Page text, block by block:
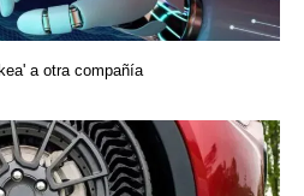
a otra compañía